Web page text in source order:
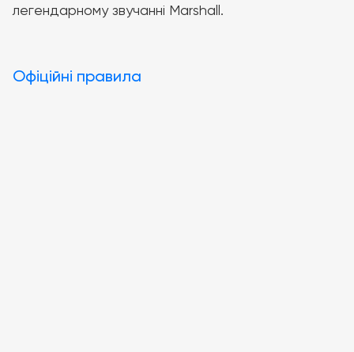
легендарному звучанні Marshall.
Офіційні правила